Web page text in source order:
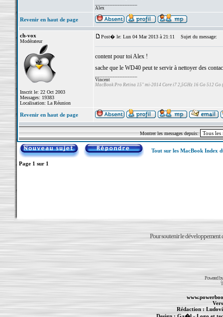
Alex
Revenir en haut de page
ch-vox
Modérateur
Inscrit le: 22 Oct 2003
Messages: 19383
Localisation: La Réunion
Post� le: Lun 04 Mar 2013 à 21:11 Sujet du message:
content pour toi Alex !
sache que le WD40 peut te servir à nettoyer des
Vincent
MacBook Pro Retina 15" mi-2014 Core i7 2,5GHz 16 Go 512 Go
Revenir en haut de page
Montrer les messages depuis:
Tout sur les MacBook Index
Page 1 sur 1
Pour soutenir le développement
Powered
Rédaction :